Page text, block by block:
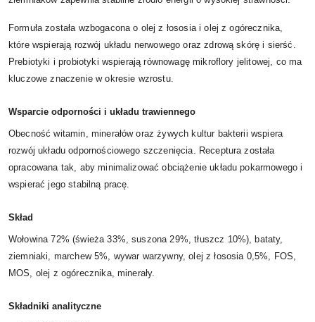
Formuła została wzbogacona o olej z łososia i olej z ogórecznika,
które wspierają rozwój układu nerwowego oraz zdrową skórę i sierść.
Prebiotyki i probiotyki wspierają równowagę mikroflory jelitowej, co ma
kluczowe znaczenie w okresie wzrostu.
Wsparcie odporności i układu trawiennego
Obecność witamin, minerałów oraz żywych kultur bakterii wspiera
rozwój układu odpornościowego szczenięcia. Receptura została
opracowana tak, aby minimalizować obciążenie układu pokarmowego i
wspierać jego stabilną pracę.
Skład
Wołowina 72% (świeża 33%, suszona 29%, tłuszcz 10%), bataty,
ziemniaki, marchew 5%, wywar warzywny, olej z łososia 0,5%, FOS,
MOS, olej z ogórecznika, minerały.
Składniki analityczne